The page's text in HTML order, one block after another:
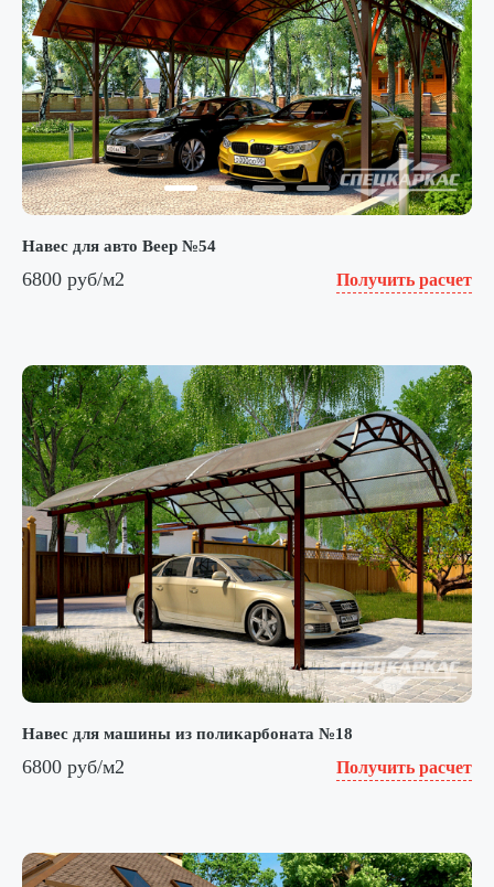
Навес для авто Веер №54
6800 руб/м2 Получить расчет
Навес для машины из поликарбоната №18
6800 руб/м2 Получить расчет